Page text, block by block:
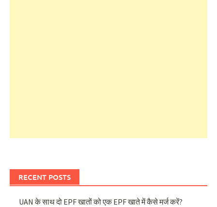
RECENT POSTS
UAN के साथ दो EPF खातों को एक EPF खाते में कैसे मर्ज करें?